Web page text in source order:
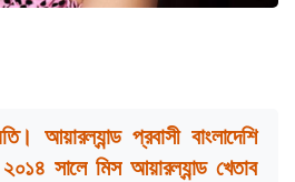
আয়ারল্যান্ড প্রবাসী বাংলাদেশি
সালে মিস আয়ারল্যান্ড খেতাব